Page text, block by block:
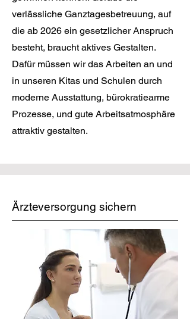
verlässliche Ganztagesbetreuung, auf
die ab 2026 ein gesetzlicher Anspruch
besteht, braucht aktives Gestalten.
Dafür müssen wir das Arbeiten an und
in unseren Kitas und Schulen durch
moderne Ausstattung, bürokratiearme
Prozesse, und gute Arbeitsatmosphäre
attraktiv gestalten.
Ärzteversorgung sichern